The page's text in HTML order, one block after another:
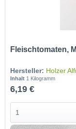
Fleischtomaten,
Hersteller: Holzer
Inhalt 1 Kilogramm
6,19 €